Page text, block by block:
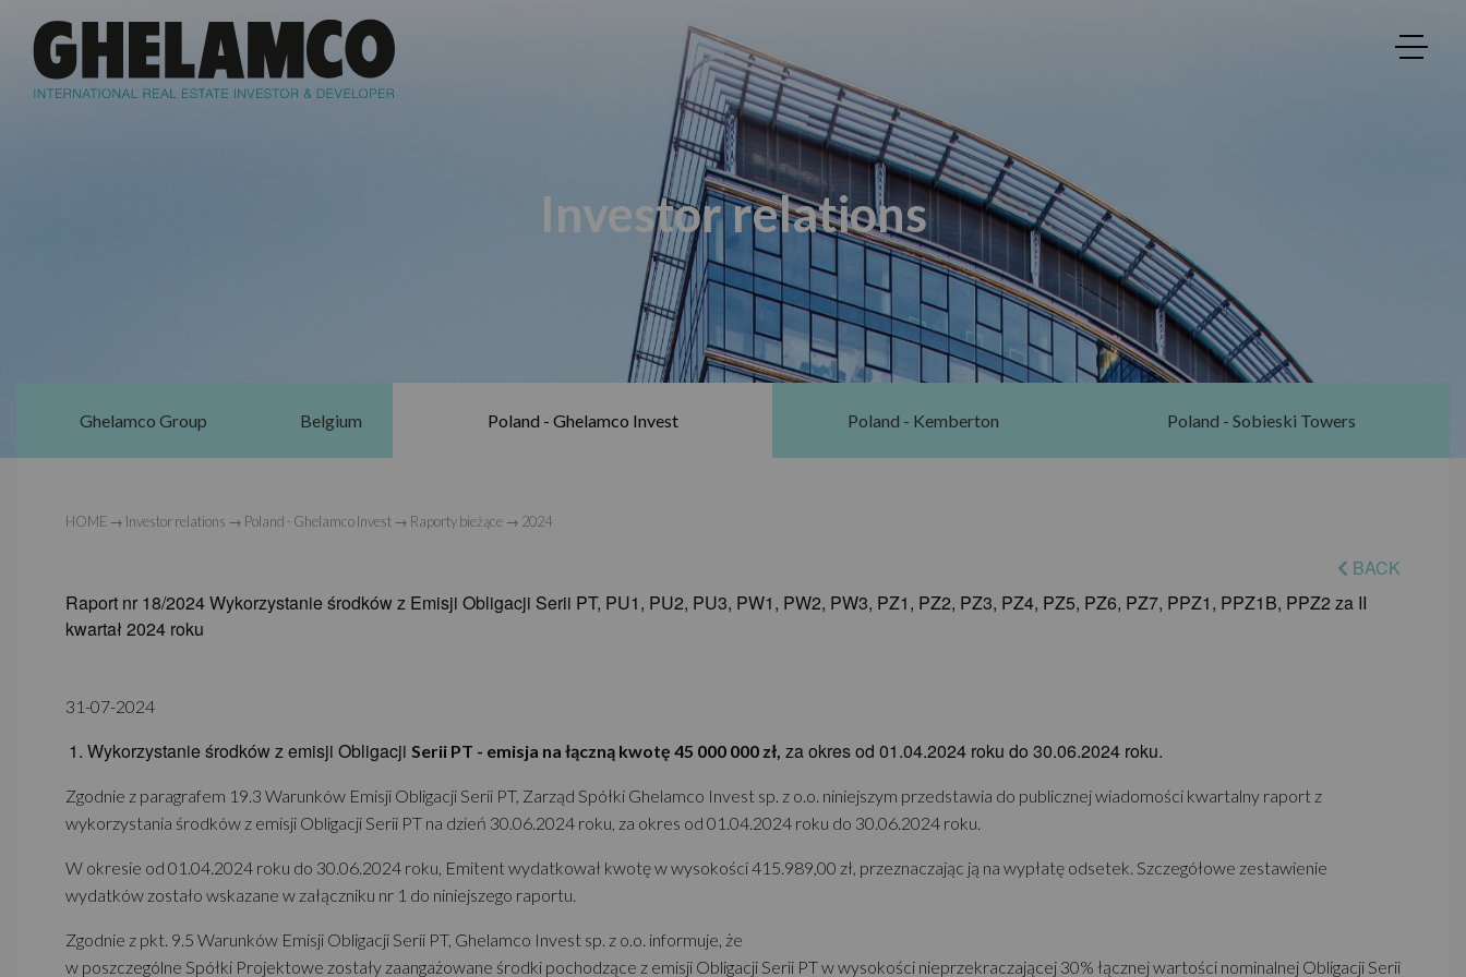
Investor relations
Ghelamco Group Belgium Poland - Ghelamco Invest Poland - Kemberton Poland - Sobieski Towers
HOME → Investor relations → Poland - Ghelamco Invest → Raporty bieżące → 2024
BACK
Raport nr 18/2024 Wykorzystanie środków z Emisji Obligacji Serii PT, PU1, PU2, PU3, PW1, PW2, PW3, PZ1, PZ2, PZ3, PZ4, PZ5, PZ6, PZ7, PPZ1, PPZ1B, PPZ2 za II
kwartał 2024 roku
31-07-2024
Wykorzystanie środków z emisji Obligacji Serii PT - emisja na łączną kwotę 45 000 000 zł, za okres od 01.04.2024 roku do 30.06.2024 roku.
Zgodnie z paragrafem 19.3 Warunków Emisji Obligacji Serii PT, Zarząd Spółki Ghelamco Invest sp. z o.o. niniejszym przedstawia do publicznej wiadomości kwartalny raport z
wykorzystania środków z emisji Obligacji Serii PT na dzień 30.06.2024 roku, za okres od 01.04.2024 roku do 30.06.2024 roku.
W okresie od 01.04.2024 roku do 30.06.2024 roku, Emitent wydatkował kwotę w wysokości 415.989,00 zł, przeznaczając ją na wypłatę odsetek. Szczegółowe zestawienie
wydatków zostało wskazane w załączniku nr 1 do niniejszego raportu.
Zgodnie z pkt. 9.5 Warunków Emisji Obligacji Serii PT, Ghelamco Invest sp. z o.o. informuje, że
w poszczególne Spółki Projektowe zostały zaangażowane środki pochodzące z emisji Obligacji Serii PT w wysokości nieprzekraczającej 30% łącznej wartości nominalnej Obligacji Serii